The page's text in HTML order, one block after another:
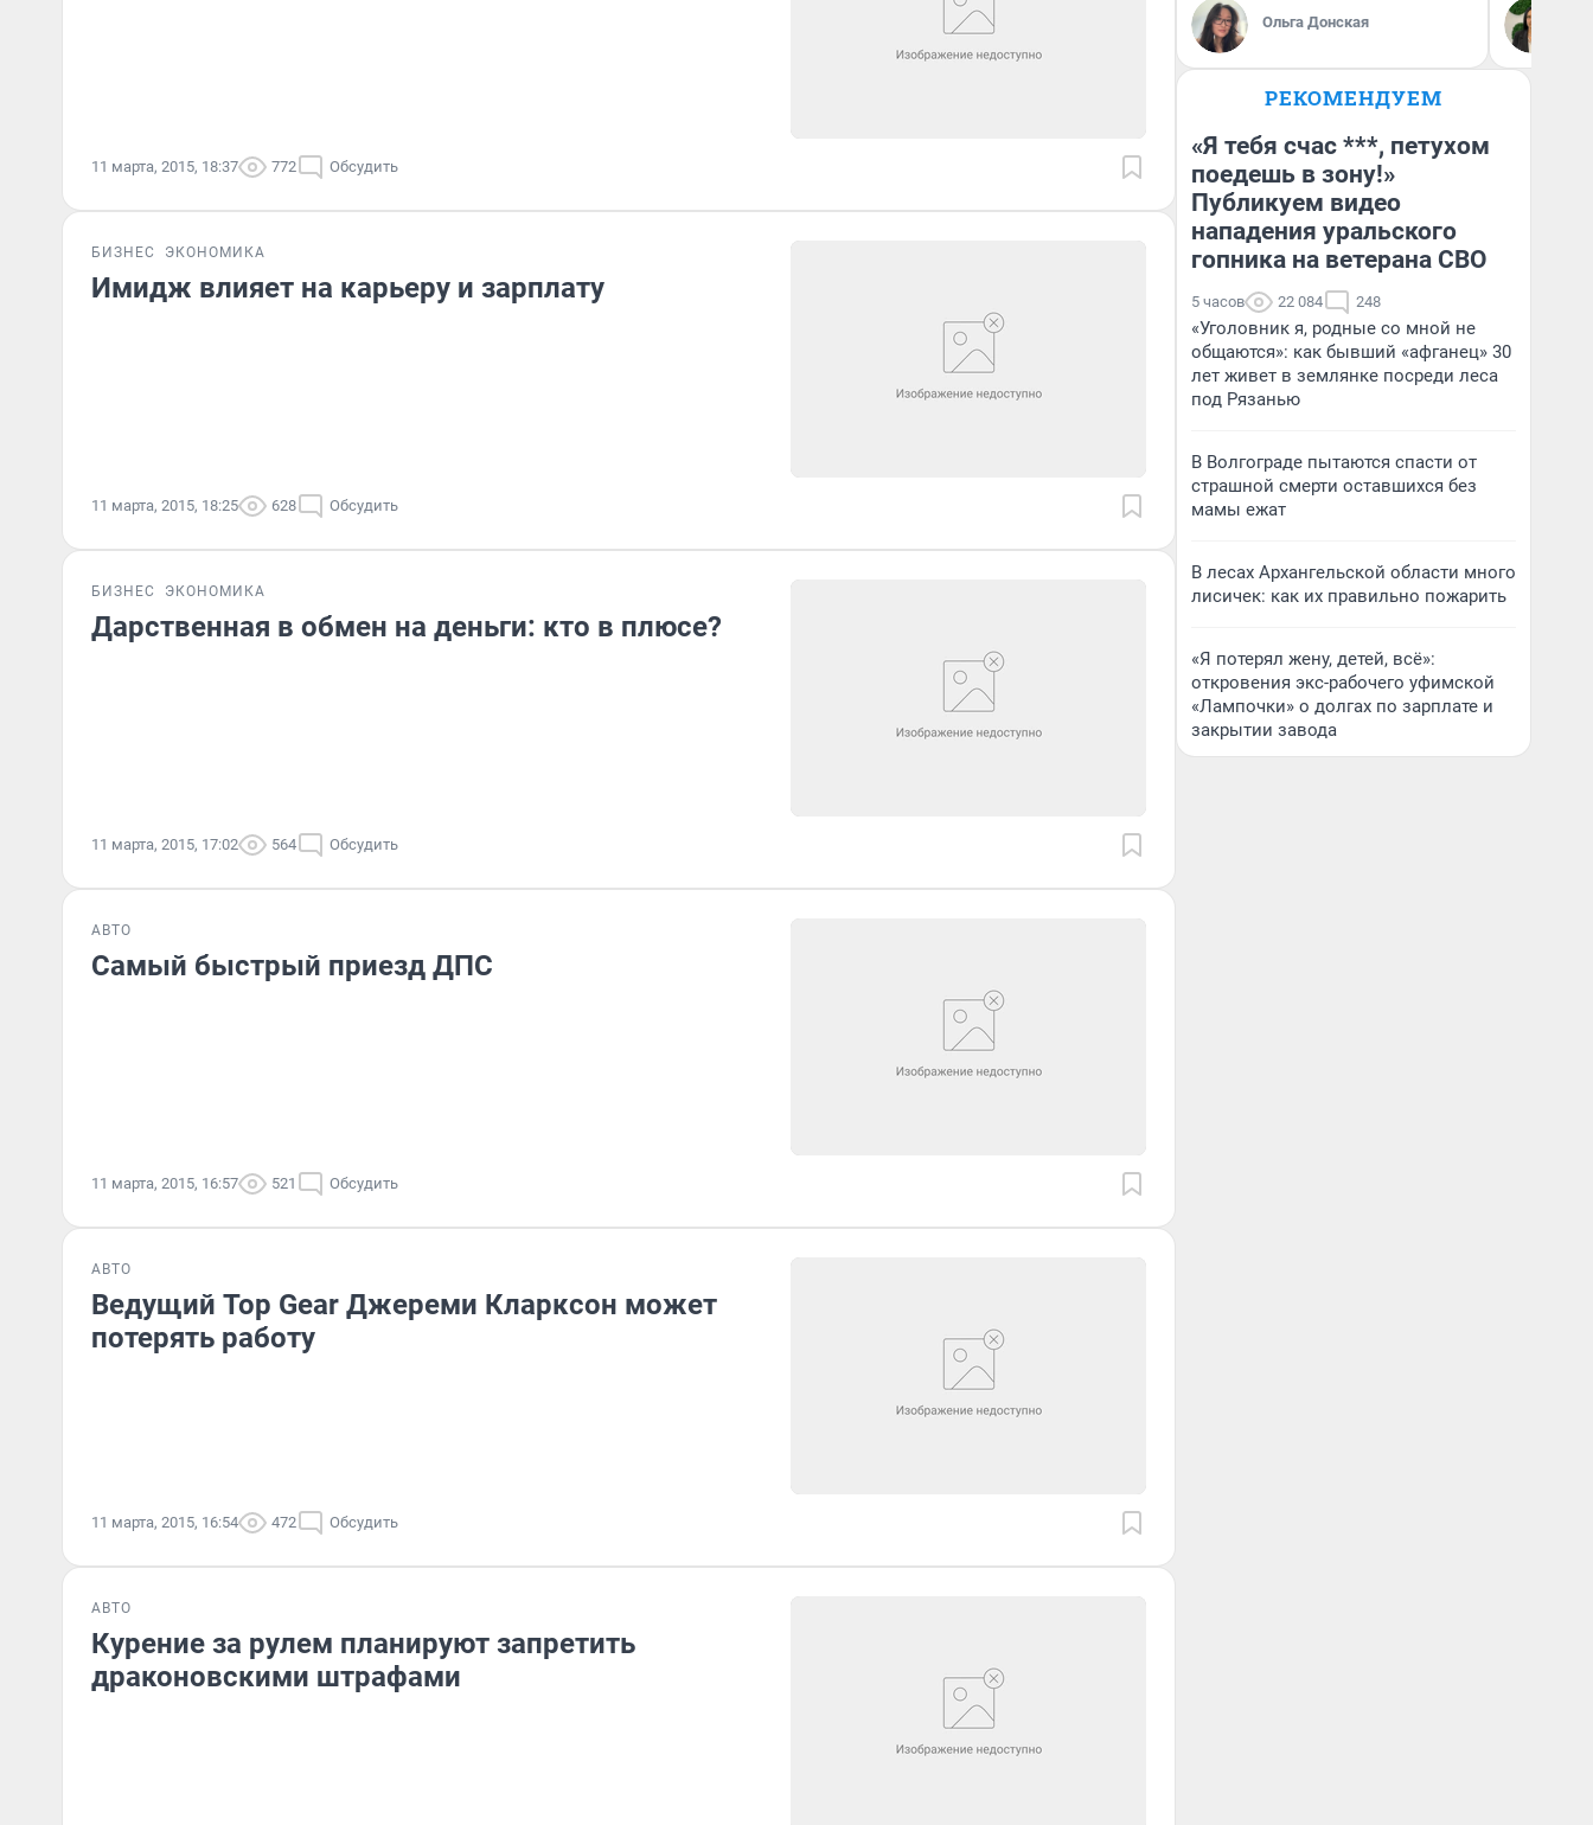
11 марта, 2015, 18:37 772 Обсудить
БИЗНЕС ЭКОНОМИКА
Имидж влияет на карьеру и зарплату
11 марта, 2015, 18:25 628 Обсудить
БИЗНЕС ЭКОНОМИКА
Дарственная в обмен на деньги: кто в плюсе?
11 марта, 2015, 17:02 564 Обсудить
АВТО
Самый быстрый приезд ДПС
11 марта, 2015, 16:57 521 Обсудить
АВТО
Ведущий Top Gear Джереми Кларксон может
потерять работу
11 марта, 2015, 16:54 472 Обсудить
АВТО
Курение за рулем планируют запретить
драконовскими штрафами
Ольга Донская
РЕКОМЕНДУЕМ
«Я тебя счас ***, петухом
поедешь в зону!»
Публикуем видео
нападения уральского
гопника на ветерана СВО
5 часов 22 084 248
«Уголовник я, родные со мной не
общаются»: как бывший «афганец» 30
лет живет в землянке посреди леса
под Рязанью
В Волгограде пытаются спасти от
страшной смерти оставшихся без
мамы ежат
В лесах Архангельской области много
лисичек: как их правильно пожарить
«Я потерял жену, детей, всё»:
откровения экс-рабочего уфимской
«Лампочки» о долгах по зарплате и
закрытии завода